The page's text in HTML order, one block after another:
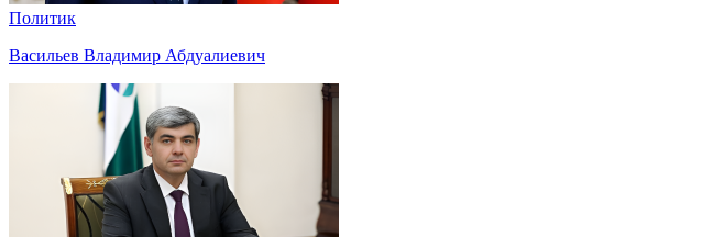
Политик
Васильев Владимир Абдуалиевич